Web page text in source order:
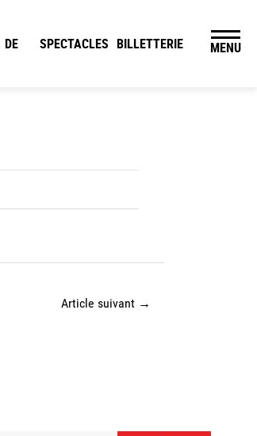
DE SPECTACLES BILLETTERIE MENU
Article suivant →